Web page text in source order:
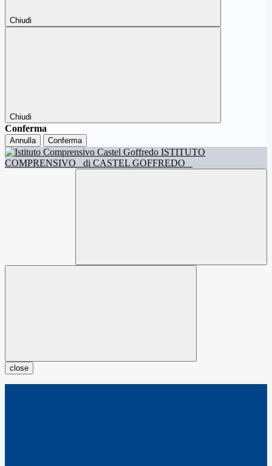
Chiudi
Chiudi
Conferma
Annulla Conferma
ISTITUTO
COMPRENSIVO
di CASTEL GOFFREDO
close